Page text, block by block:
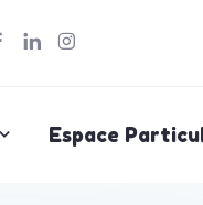
Espace